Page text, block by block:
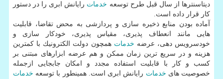
دیتاسنترها از سال قبل طرح توسعه خدمات رایانش ابری را در دستور
كار قرار داده است.
آماده بودن منابع ذخیره سازی و پردازشی به محض تقاضا، قابلیت
هایی مانند انعطاف پذیری، مقیاس پذیری، خودكار سازی و
خودسرویس دهی، عرضه خدمات همچون دولت الكترونیك با كمترین
هزینه و در سریع ترین زمان ممكن و هم عرضه ابزارهای مبتنی بر
كسب و كار با قابلیت استفاده مجدد و امكان جابجایی ازجمله
خصوصیت های خدمات رایانش ابری است. همینطور با توسعه خدمات